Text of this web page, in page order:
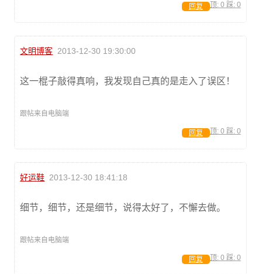
顶: 0 踩: 0
回复
文明博客 2013-12-30 19:30:00
这一棍子敲得真响，我发现自己真的是走入了误区！
跟帖来自电脑端
顶: 0 踩: 0
回复
好运鞋 2013-12-30 18:41:18
细节，细节，还是细节，说得太好了，不懈去做。
跟帖来自电脑端
顶: 0 踩: 0
回复